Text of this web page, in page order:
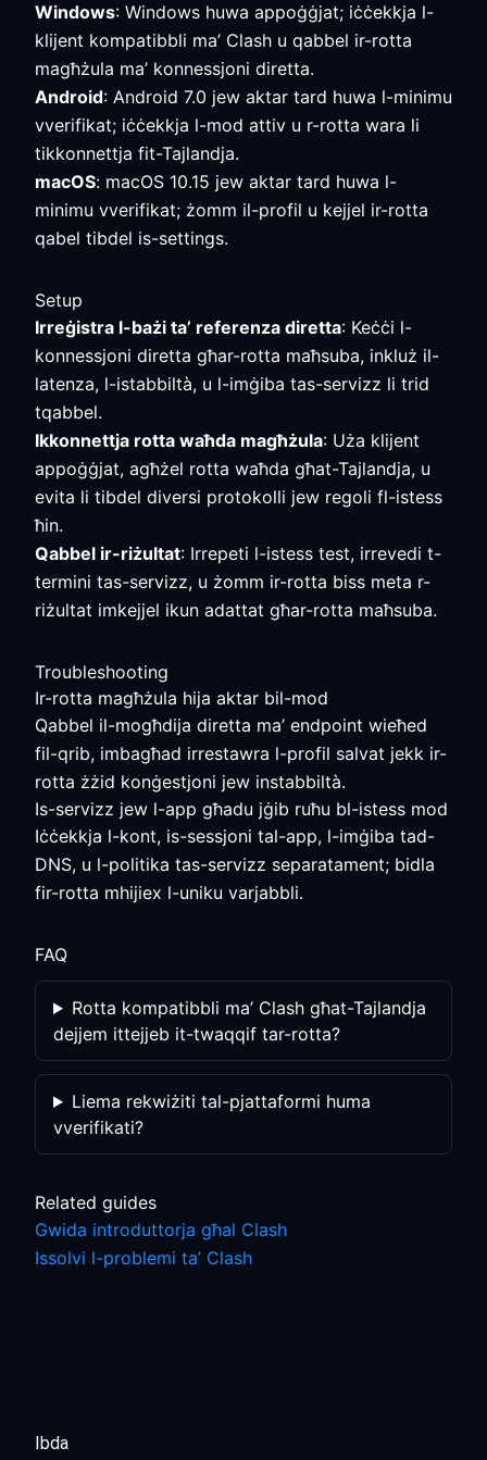
Windows: Windows huwa appoġġjat; iċċekkja l-
klijent kompatibbli ma’ Clash u qabbel ir-rotta
magħżula ma’ konnessjoni diretta.
Android: Android 7.0 jew aktar tard huwa l-minimu
vverifikat; iċċekkja l-mod attiv u r-rotta wara li
tikkonnettja fit-Tajlandja.
macOS: macOS 10.15 jew aktar tard huwa l-
minimu vverifikat; żomm il-profil u kejjel ir-rotta
qabel tibdel is-settings.
Setup
Irreġistra l-bażi ta’ referenza diretta: Keċċi l-
konnessjoni diretta għar-rotta maħsuba, inkluż il-
latenza, l-istabbiltà, u l-imġiba tas-servizz li trid
tqabbel.
Ikkonnettja rotta waħda magħżula: Uża klijent
appoġġjat, agħżel rotta waħda għat-Tajlandja, u
evita li tibdel diversi protokolli jew regoli fl-istess
ħin.
Qabbel ir-riżultat: Irrepeti l-istess test, irrevedi t-
termini tas-servizz, u żomm ir-rotta biss meta r-
riżultat imkejjel ikun adattat għar-rotta maħsuba.
Troubleshooting
Ir-rotta magħżula hija aktar bil-mod
Qabbel il-mogħdija diretta ma’ endpoint wieħed
fil-qrib, imbagħad irrestawra l-profil salvat jekk ir-
rotta żżid konġestjoni jew instabbiltà.
Is-servizz jew l-app għadu jġib ruħu bl-istess mod
Iċċekkja l-kont, is-sessjoni tal-app, l-imġiba tad-
DNS, u l-politika tas-servizz separatament; bidla
fir-rotta mhijiex l-uniku varjabbli.
FAQ
Rotta kompatibbli ma’ Clash għat-Tajlandja
dejjem ittejjeb it-twaqqif tar-rotta?
Liema rekwiżiti tal-pjattaformi huma
vverifikati?
Related guides
Gwida introduttorja għal Clash
Issolvi l-problemi ta’ Clash
Ibda